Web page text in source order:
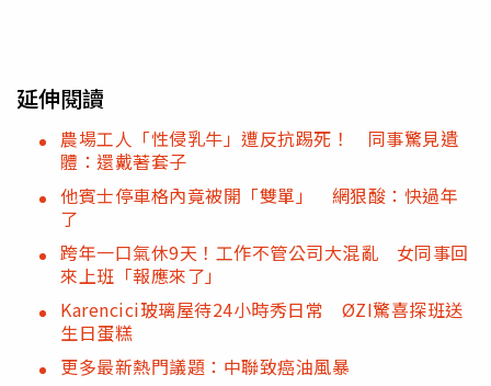
延伸閱讀
農場工人「性侵乳牛」遭反抗踢死！ 同事驚見遺
體：還戴著套子
他賓士停車格內竟被開「雙單」 網狠酸：快過年
了
跨年一口氣休9天！工作不管公司大混亂 女同事回
來上班「報應來了」
Karencici玻璃屋待24小時秀日常 ØZI驚喜探班送
生日蛋糕
更多最新熱門議題：中聯致癌油風暴